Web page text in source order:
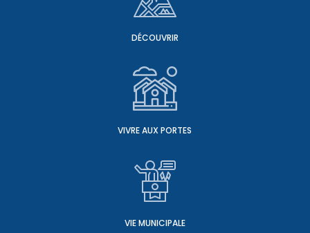
DÉCOUVRIR
VIVRE AUX PORTES
VIE MUNICIPALE